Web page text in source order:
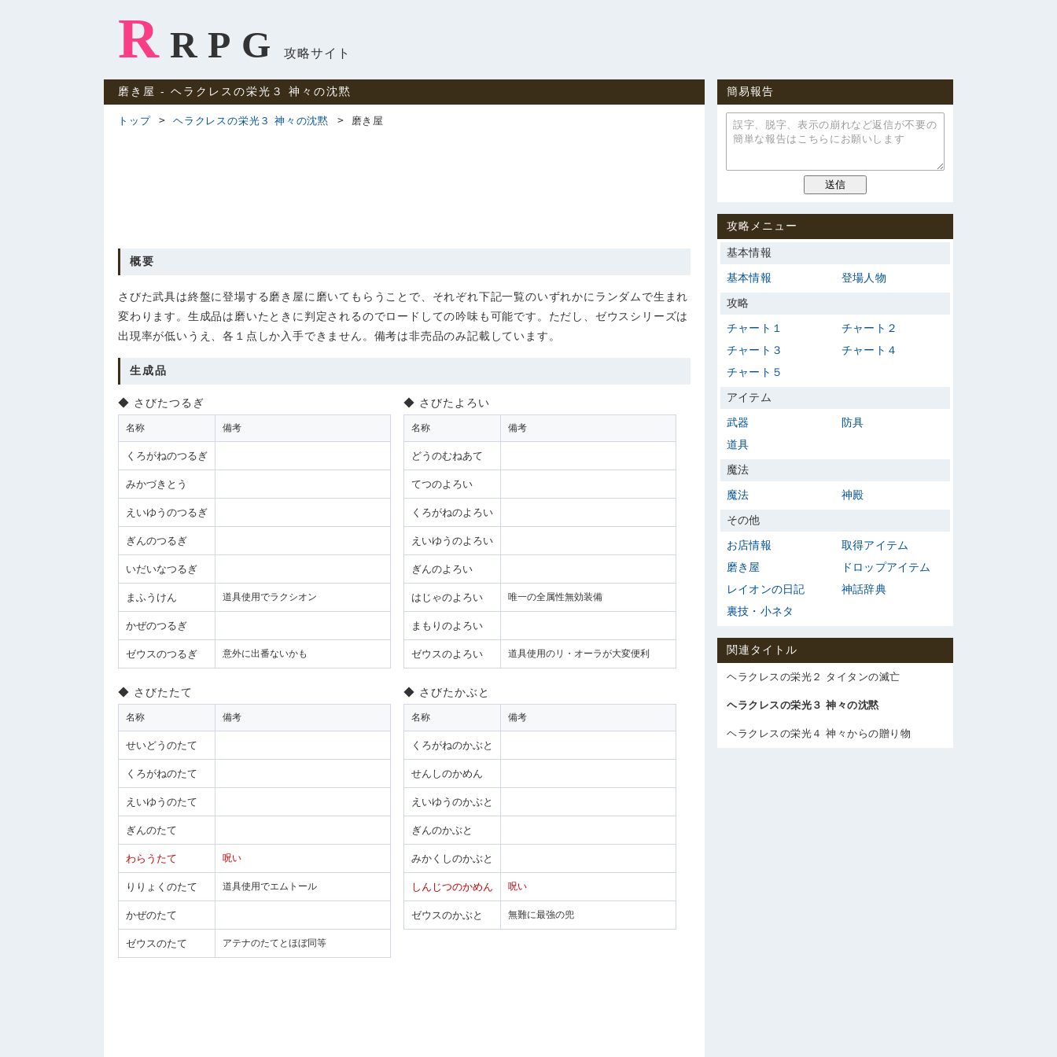
R RPG 攻略サイト
磨き屋 ‐ ヘラクレスの栄光３ 神々の沈黙
トップ ヘラクレスの栄光３ 神々の沈黙 磨き屋
概要
さびた武具は終盤に登場する磨き屋に磨いてもらうことで、それぞれ下記一覧のいずれかにランダムで生まれ
変わります。生成品は磨いたときに判定されるのでロードしての吟味も可能です。ただし、ゼウスシリーズは
出現率が低いうえ、各１点しか入手できません。備考は非売品のみ記載しています。
生成品
さびたつるぎ
名称 備考
くろがねのつるぎ
みかづきとう
えいゆうのつるぎ
ぎんのつるぎ
いだいなつるぎ
まふうけん 道具使用でラクシオン
かぜのつるぎ
ゼウスのつるぎ 意外に出番ないかも
さびたよろい
名称 備考
どうのむねあて
てつのよろい
くろがねのよろい
えいゆうのよろい
ぎんのよろい
はじゃのよろい 唯一の全属性無効装備
まもりのよろい
ゼウスのよろい 道具使用のリ・オーラが大変便利
さびたたて
名称 備考
せいどうのたて
くろがねのたて
えいゆうのたて
ぎんのたて
わらうたて 呪い
りりょくのたて 道具使用でエムトール
かぜのたて
ゼウスのたて アテナのたてとほぼ同等
さびたかぶと
名称 備考
くろがねのかぶと
せんしのかめん
えいゆうのかぶと
ぎんのかぶと
みかくしのかぶと
しんじつのかめん 呪い
ゼウスのかぶと 無難に最強の兜
簡易報告
攻略メニュー
基本情報
基本情報
登場人物
攻略
チャート１
チャート２
チャート３
チャート４
チャート５
アイテム
武器
防具
道具
魔法
魔法
神殿
その他
お店情報
取得アイテム
磨き屋
ドロップアイテム
レイオンの日記
神話辞典
裏技・小ネタ
関連タイトル
ヘラクレスの栄光２ タイタンの滅亡
ヘラクレスの栄光３ 神々の沈黙
ヘラクレスの栄光４ 神々からの贈り物